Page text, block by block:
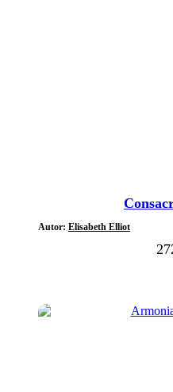
0
Autor: Elisabeth Elliot